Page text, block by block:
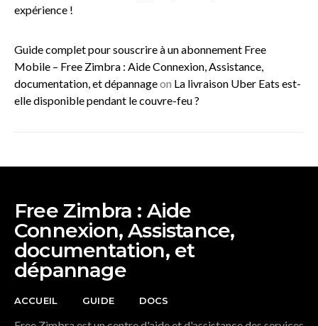
expérience !
Guide complet pour souscrire à un abonnement Free
Mobile – Free Zimbra : Aide Connexion, Assistance,
documentation, et dépannageon La livraison Uber Eats est-
elle disponible pendant le couvre-feu ?
Free Zimbra : Aide
Connexion, Assistance,
documentation, et
dépannage
ACCUEIL GUIDE DOCS